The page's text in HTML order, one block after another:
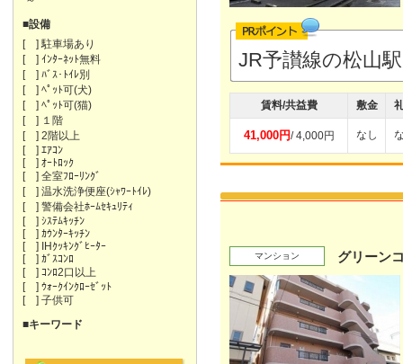
■設備
[ ] 駐車場あり
[ ] ｲﾝﾀｰﾈｯﾄ無料
[ ] ﾊﾞｽ･ﾄｲﾚ別
[ ] ﾍﾟｯﾄ可(犬)
[ ] ﾍﾟｯﾄ可(猫)
[ ] １階
[ ] 2階以上
[ ] ｴｱｺﾝ
[ ] ｵｰﾄﾛｯｸ
[ ] 全室ﾌﾛｰﾘﾝｸﾞ
[ ] 温水洗浄便座(ｼｬﾜｰﾄｲﾚ)
[ ] 警備会社ﾎｰﾑｾｷｭﾘﾃｨ
[ ] ｼｽﾃﾑｷｯﾁﾝ
[ ] ｶｳﾝﾀｰｷｯﾁﾝ
[ ] IHｸｯｷﾝｸﾞﾋｰﾀｰ
[ ] ｶﾞｽｺﾝﾛ
[ ] ｺﾝﾛ2口以上
[ ] ｳｫｰｸｲﾝｸﾛｰｾﾞｯﾄ
[ ] 子供可
■キーワード
JR予讃線の松山
賃料/共益費 敷金
41,000円/ 4,000円 なし
マンション グリーン